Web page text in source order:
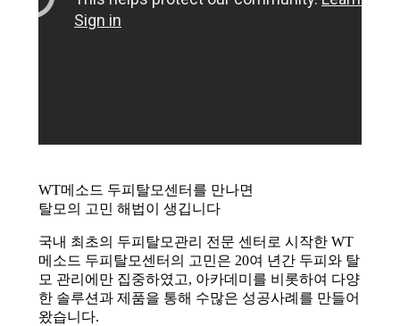
WT메소드 두피탈모센터를 만나면
탈모의 고민 해법이 생깁니다
국내 최초의 두피탈모관리 전문 센터로 시작한 WT
메소드 두피탈모센터의 고민은 20여 년간 두피와 탈
모 관리에만 집중하였고, 아카데미를 비롯하여 다양
한 솔루션과 제품을 통해 수많은 성공사례를 만들어
왔습니다.